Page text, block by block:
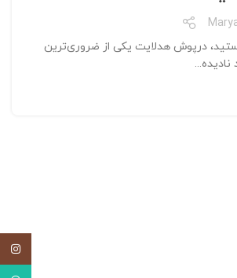
درپوش هدلایت یکی از ضروری‌ترین